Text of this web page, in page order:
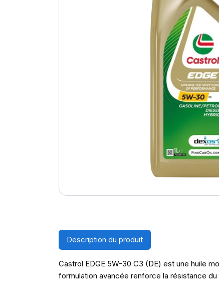
Description du produit
Castrol EDGE 5W-30 C3 (DE) est une huile
formulation avancée renforce la résistance